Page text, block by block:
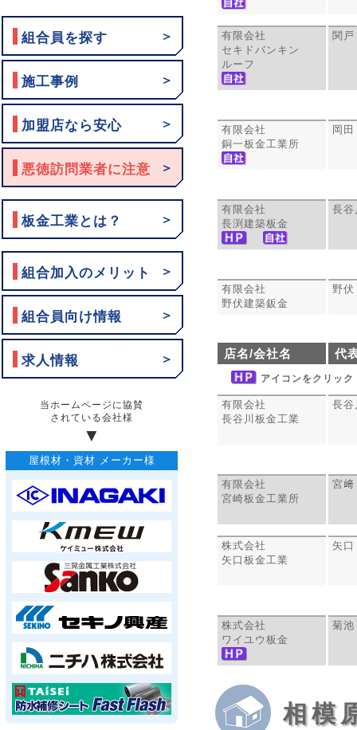
組合員を探す ＞
施工事例 ＞
加盟店なら安心 ＞
悪徳訪問業者に注意 ＞
板金工業とは？ ＞
組合加入のメリット ＞
組合員向け情報 ＞
求人情報 ＞
有限会社
セキドバンキン
ルーフ
関
有限会社
銅一板金工業所
岡
有限会社
長渕建築板金
長
有限会社
野伏建築鈑金
野
店名/会社名 代
アイコンをクリッ
有限会社
長谷川板金工業
長
有限会社
宮崎板金工業所
宮
株式会社
矢口板金工業
矢
株式会社
ワイユウ板金
菊
相模